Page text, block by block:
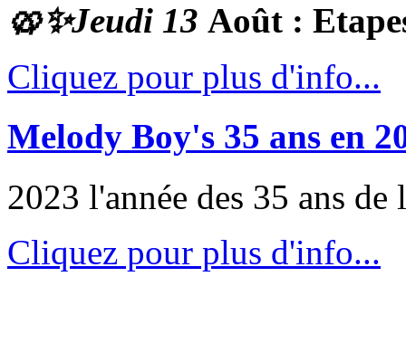
🥨✨Jeudi 13 Août :
Cliquez pour plus d'info...
Melody Boy's 35 ans en
2023 l'année des 35 ans
Cliquez pour plus d'info...